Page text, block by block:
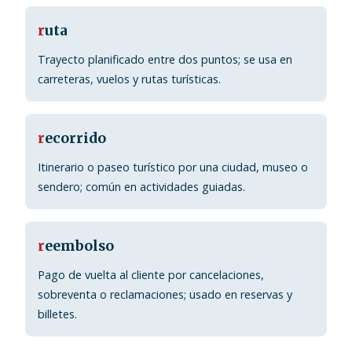
ruta
Trayecto planificado entre dos puntos; se usa en
carreteras, vuelos y rutas turísticas.
recorrido
Itinerario o paseo turístico por una ciudad, museo o
sendero; común en actividades guiadas.
reembolso
Pago de vuelta al cliente por cancelaciones,
sobreventa o reclamaciones; usado en reservas y
billetes.